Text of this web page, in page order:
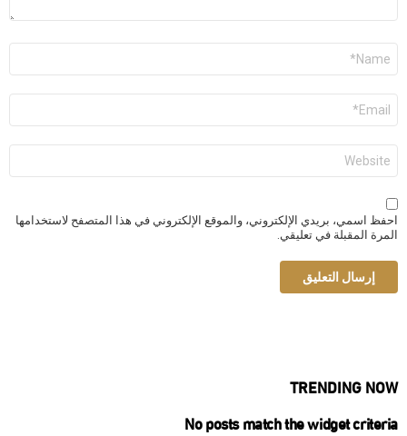
الاسم
البريد
الإلكتروني
*
الموقع
الإلكتروني
احفظ اسمي، بريدي الإلكتروني، والموقع الإلكتروني في هذا المتصفح لاستخدامها
المرة المقبلة في تعليقي.
TRENDING NOW
No posts match the widget criteria